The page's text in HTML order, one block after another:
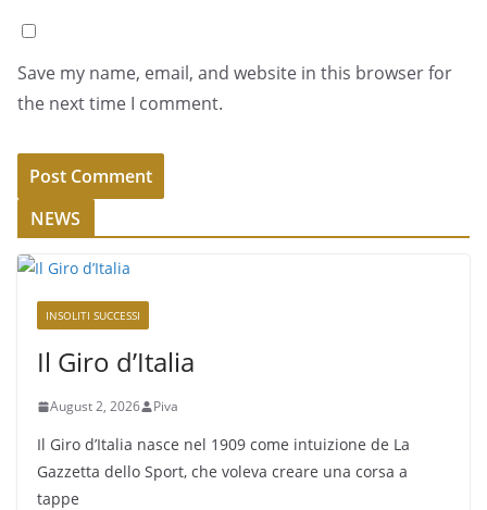
Save my name, email, and website in this browser for
the next time I comment.
NEWS
INSOLITI SUCCESSI
Il Giro d’Italia
August 2, 2026 Piva
Il Giro d’Italia nasce nel 1909 come intuizione de La
Gazzetta dello Sport, che voleva creare una corsa a
tappe